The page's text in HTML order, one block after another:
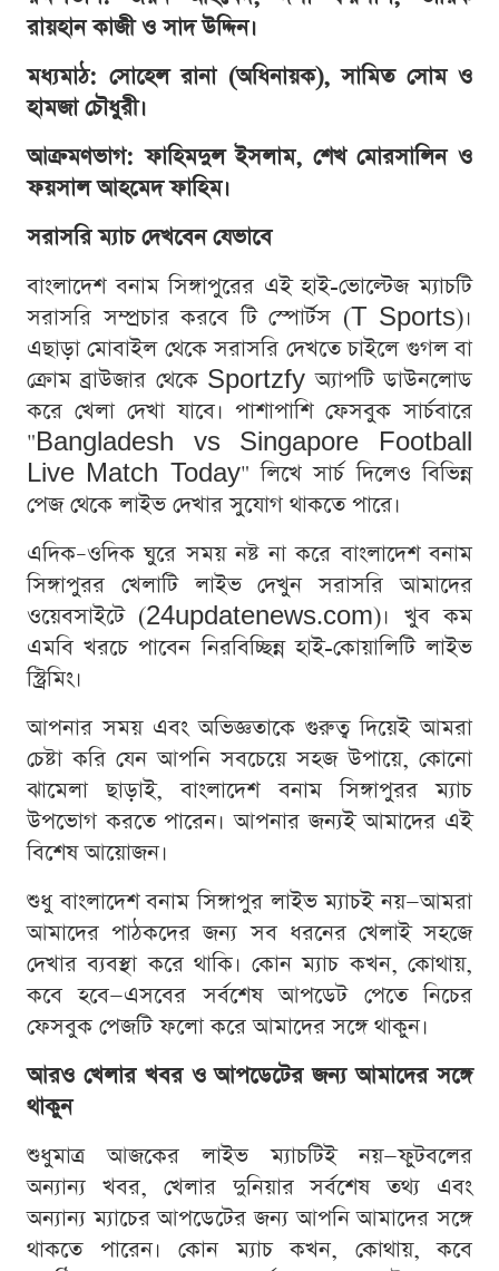
রায়হান কাজী ও সাদ উদ্দিন।
মধ্যমাঠ: সোহেল রানা (অধিনায়ক), সামিত সোম ও
হামজা চৌধুরী।
আক্রমণভাগ: ফাহিমদুল ইসলাম, শেখ মোরসালিন ও
ফয়সাল আহমেদ ফাহিম।
সরাসরি ম্যাচ দেখবেন যেভাবে
বাংলাদেশ বনাম সিঙ্গাপুরের এই হাই-ভোল্টেজ ম্যাচটি
সরাসরি সম্প্রচার করবে টি স্পোর্টস (T Sports)।
এছাড়া মোবাইল থেকে সরাসরি দেখতে চাইলে গুগল বা
ক্রোম ব্রাউজার থেকে Sportzfy অ্যাপটি ডাউনলোড
করে খেলা দেখা যাবে। পাশাপাশি ফেসবুক সার্চবারে
"Bangladesh vs Singapore Football
Live Match Today" লিখে সার্চ দিলেও বিভিন্ন
পেজ থেকে লাইভ দেখার সুযোগ থাকতে পারে।
এদিক–ওদিক ঘুরে সময় নষ্ট না করে বাংলাদেশ বনাম
সিঙ্গাপুরর খেলাটি লাইভ দেখুন সরাসরি আমাদের
ওয়েবসাইটে (24updatenews.com)। খুব কম
এমবি খরচে পাবেন নিরবিচ্ছিন্ন হাই-কোয়ালিটি লাইভ
স্ট্রিমিং।
আপনার সময় এবং অভিজ্ঞতাকে গুরুত্ব দিয়েই আমরা
চেষ্টা করি যেন আপনি সবচেয়ে সহজ উপায়ে, কোনো
ঝামেলা ছাড়াই, বাংলাদেশ বনাম সিঙ্গাপুরর ম্যাচ
উপভোগ করতে পারেন। আপনার জন্যই আমাদের এই
বিশেষ আয়োজন।
শুধু বাংলাদেশ বনাম সিঙ্গাপুর লাইভ ম্যাচই নয়—আমরা
আমাদের পাঠকদের জন্য সব ধরনের খেলাই সহজে
দেখার ব্যবস্থা করে থাকি। কোন ম্যাচ কখন, কোথায়,
কবে হবে—এসবের সর্বশেষ আপডেট পেতে নিচের
ফেসবুক পেজটি ফলো করে আমাদের সঙ্গে থাকুন।
আরও খেলার খবর ও আপডেটের জন্য আমাদের সঙ্গে
থাকুন
শুধুমাত্র আজকের লাইভ ম্যাচটিই নয়—ফুটবলের
অন্যান্য খবর, খেলার দুনিয়ার সর্বশেষ তথ্য এবং
অন্যান্য ম্যাচের আপডেটের জন্য আপনি আমাদের সঙ্গে
থাকতে পারেন। কোন ম্যাচ কখন, কোথায়, কবে